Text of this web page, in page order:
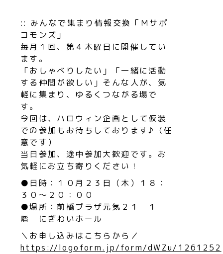
:: みんなで集まり情報交換「Ｍサポ
コモンズ」
毎月１回、第４木曜日に開催してい
ます。
「おしゃべりしたい」「一緒に活動
する仲間が欲しい」そんな人が、気
軽に集まり、ゆるくつながる場で
す。
今回は、ハロウィン企画として仮装
での参加もお待ちしております♪（任
意です）
当日参加、途中参加大歓迎です。お
気軽にお立ち寄りください！
●日時：１０月２３日（木）１８：
３０〜２０：００
●場所：前橋プラザ元気２１ １
階 にぎわいホール
＼お申し込みはこちらから／
https://logoform.jp/form/dWZu/1261252